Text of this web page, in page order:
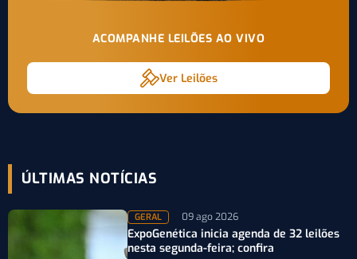
ACOMPANHE LEILÕES AO VIVO
Ver Leilões
ÚLTIMAS NOTÍCIAS
GERAL 09 ago 2026
ExpoGenética inicia agenda de 32 leilões
nesta segunda-feira; confira